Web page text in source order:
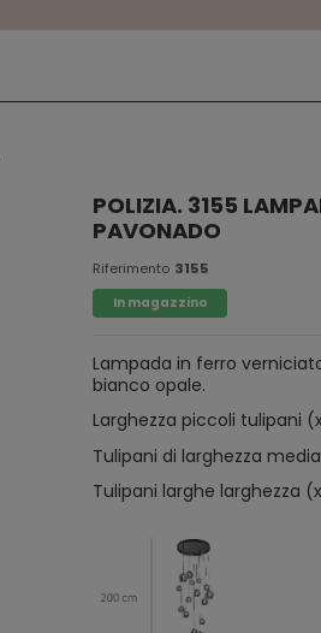
POLIZIA. 3155
PAVONADO
Riferimento 3155
In magazzino
Lampada in ferro
bianco opale.
Larghezza piccoli tulipani
Tulipani di larghezza
Tulipani larghe larghezza